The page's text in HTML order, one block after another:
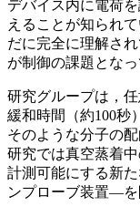
デバイス内に電荷
えることが知られ
だに完全に理解さ
が制御の課題となっ
研究グループは，
緩和時間（約100秒
そのような分子の
研究では真空蒸着
計測可能にする新
ンプローブ装置—を